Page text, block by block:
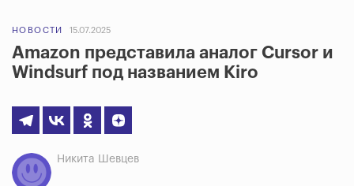
НОВОСТИ 15.07.2025
Amazon представила аналог Cursor и
Windsurf под названием Kiro
Никита Шевцев